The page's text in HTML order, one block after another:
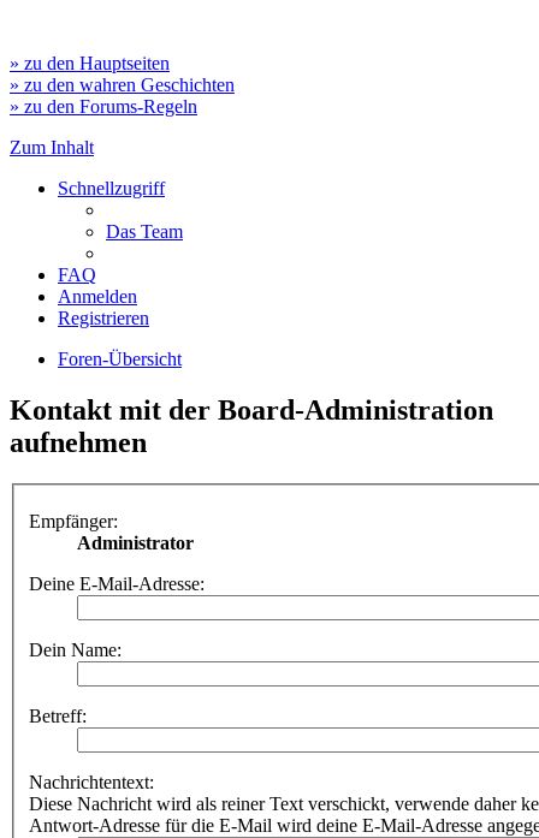
» zu den Hauptseiten
» zu den wahren Geschichten
» zu den Forums-Regeln
Zum Inhalt
Schnellzugriff
Das Team
FAQ
Anmelden
Registrieren
Foren-Übersicht
Kontakt mit der Board-Administration
aufnehmen
Empfänger:
Administrator
Deine E-Mail-Adresse:
Dein Name:
Betreff:
Nachrichtentext:
Diese Nachricht wird als reiner Text verschickt, verwende daher
Antwort-Adresse für die E-Mail wird deine E-Mail-Adresse